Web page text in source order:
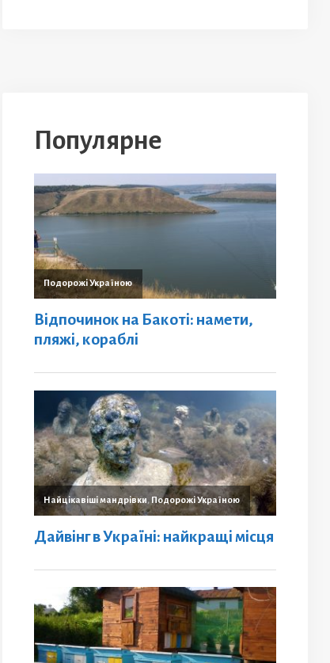
Популярне